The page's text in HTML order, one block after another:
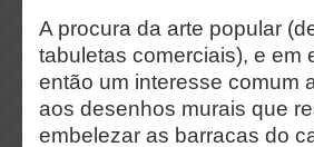
A procura da arte popular
tabuletas comerciais), e em
então um interesse comum
aos desenhos murais que
embelezar as barracas do